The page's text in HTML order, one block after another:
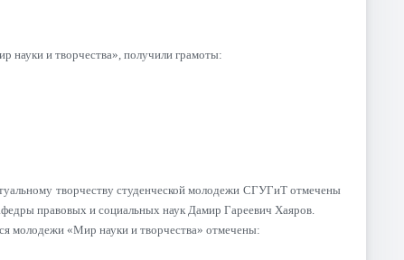
науки и творчества», получили грамоты:
творчеству студенческой молодежи СГУГиТ отмечены
правовых и социальных наук Дамир Гареевич Хаяров.
молодежи «Мир науки и творчества» отмечены: